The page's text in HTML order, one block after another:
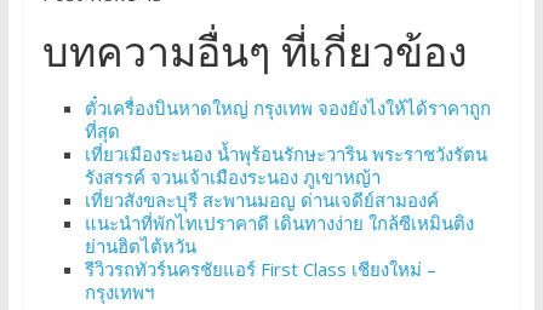
บทความอื่นๆ ที่เกี่ยวข้อง
ตั๋วเครื่องบินหาดใหญ่ กรุงเทพ จองยังไงให้ได้ราคาถูก
ที่สุด
เที่ยวเมืองระนอง น้ำพุร้อนรักษะวาริน พระราชวังรัตน
รังสรรค์ จวนเจ้าเมืองระนอง ภูเขาหญ้า
เที่ยวสังขละบุรี สะพานมอญ ด่านเจดีย์สามองค์
แนะนำที่พักไทเปราคาดี เดินทางง่าย ใกล้ซีเหมินติง
ย่านฮิตไต้หวัน
รีวิวรถทัวร์นครชัยแอร์ First Class เชียงใหม่ –
กรุงเทพฯ